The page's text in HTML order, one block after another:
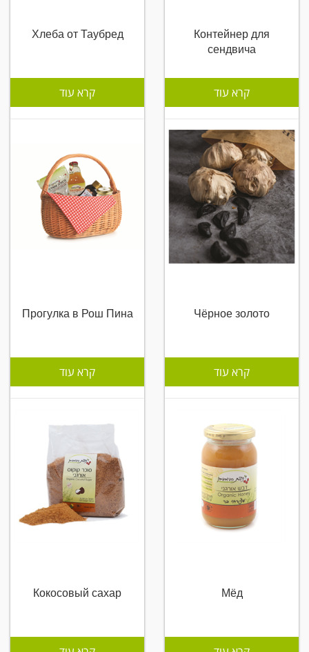
Контейнер для
сендвича
קרא עוד
Хлеба от Таубред
קרא עוד
Чёрное золото
קרא עוד
Прогулка в Рош Пина
קרא עוד
Мёд
Кокосовый сахар